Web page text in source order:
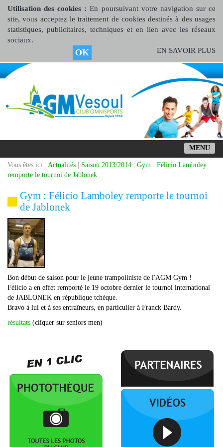
Utilisation des cookies :En poursuivant votre navigation sur ce
site, vous acceptez le traitement de cookies destinés à des usages
statistiques, publicitaires, techniques et en lien avec les réseaux
sociaux.
OK EN SAVOIR PLUS
MENU
Vous êtes ici : Actualités Saison 2013/2014
Gym : Félicio Lamboley
remporte le tournoi de Jablonek
Gym : Félicio Lamboley remporte le tournoi
de Jablonek
Bon début de saison pour le jeune trampoliniste de l'AGM Gym !
Félicio a en effet remporté le 19 octobre dernier le tournoi international
de JABLONEK en république tchèque.
Bravo à lui et à ses entraîneurs, en particulier à Franck Bardy.
résultats (cliquer sur seniors men)